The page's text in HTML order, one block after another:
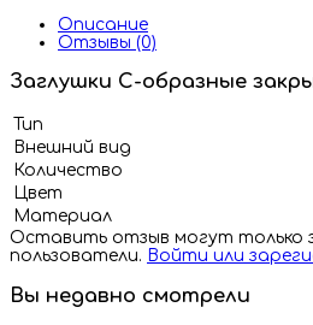
Описание
Отзывы (0)
Заглушки С-образные
Тип
Внешний вид
Количество
Цвет
Материал
Оставить отзыв могут только
пользователи. Войти или
Вы недавно смотрели